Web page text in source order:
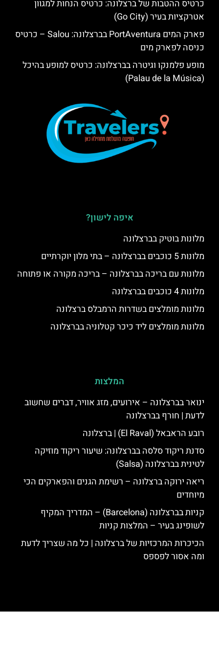
כרטיס ההטבות של ברצלונה: כרטיס הנחות למגוון
אטרקציות בעיר (Go City)
פארק המים PortAventura בברצלונה: Salou – כרטיס
כניסה לפארק מים
מופע פלמנקו וגיטרה בברצלונה: כרטיס למופע בהיכל
(Palau de la Música)
איפה לישון?
מלונות בוטיק בברצלונה
מלונות 5 כוכבים בברצלונה – בתי מלון יוקרתיים
מלונות עם בריכה בברצלונה – בריכה מקורה או פתוחה
מלונות 4 כוכבים בברצלונה
מלונות מומלצים בשדרות הרמבלס ברצלונה
מלונות מומלצים ליד כיכר קטלוניה בברצלונה
המלצות
ינואר בברצלונה – אירועים, מזג אוויר, דברים שחשוב
לדעת | חורף בברצלונה
רובע הראבאל (El Raval) | ברצלונה
סדנת ריקוד סלסה בברצלונה: שיעור ריקוד מוזיקה
לטינית בברצלונה (Salsa)
ריאה ירוקה ברצלונה – רשימת הגנים והפארקים הכי
מיוחדים
קניות בברצלונה (Barcelona) – המדריך המקיף
לשופינג בעיר – המלצות קניות
הכיכרות המרכזיות של ברצלונה | כל מה שצריך לדעת
ומה אסור לפספס